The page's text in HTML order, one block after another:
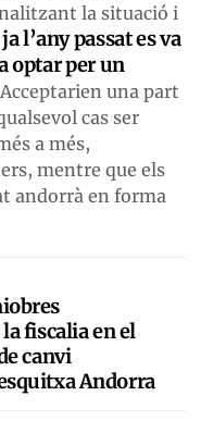
la situació i
ja l’any passat es va
optar per un
una part
cas ser
a més,
mentre que els
andorrà en forma
fiscalia en el
canvi
Andorra